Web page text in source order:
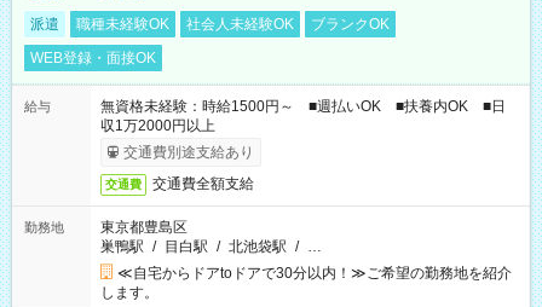
派遣 職種未経験OK 社会人未経験OK
ブランクOK
WEB登録・面接OK
給与
無資格未経験：時給1500円～ ■週払いOK ■扶養内OK ■日
収1万2000円以上
交通費別途支給あり
交通費 交通費全額支給
勤務地
東京都豊島区
巣鴨駅 / 目白駅 / 北池袋駅 / …
≪自宅からドアtoドアで30分以内！≫ご希望の勤務地を紹介
します。